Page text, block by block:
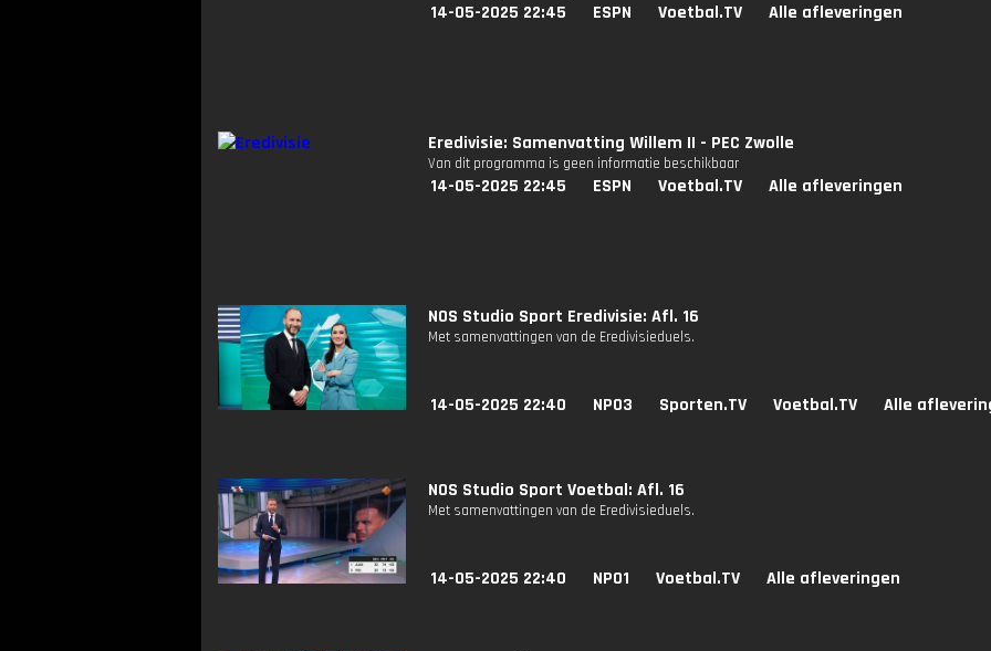
14-05-2025 22:45 ESPN Voetbal.TV Alle afleveringen
Eredivisie: Samenvatting Willem II - PEC Zwolle
Van dit programma is geen informatie beschikbaar
14-05-2025 22:45 ESPN Voetbal.TV Alle afleveringen
NOS Studio Sport Eredivisie: Afl. 16
Met samenvattingen van de Eredivisieduels.
14-05-2025 22:40 NPO3 Sporten.TV Voetbal.TV Alle
NOS Studio Sport Voetbal: Afl. 16
Met samenvattingen van de Eredivisieduels.
14-05-2025 22:40 NPO1 Voetbal.TV Alle afleveringen